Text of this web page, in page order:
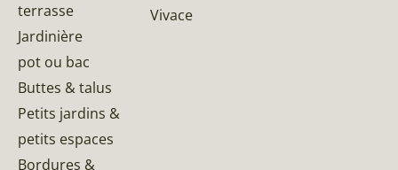
terrasse
Jardinière
pot ou bac
Buttes & talus
Petits jardins &
petits espaces
Bordures &
Vivace